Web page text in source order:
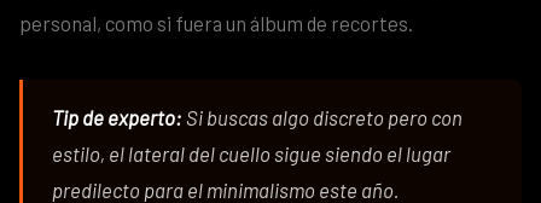
personal, como si fuera un álbum de recortes.
Tip de experto: Si buscas algo discreto pero con
estilo, el lateral del cuello sigue siendo el lugar
predilecto para el minimalismo este año.